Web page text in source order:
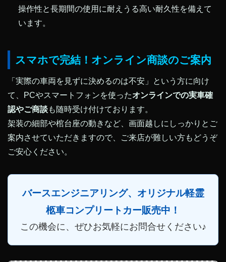
操作性と長期間の使用に耐えうる高い耐久性を備えて
います。
スマホで完結！オンライン商談のご案内
「実際の車両を見ずに決めるのは不安」という方に向け
て、PCやスマートフォンを使ったオンラインでの実車確
認やご商談も随時受け付けております。
架装の細部や棺台座の動きなど、画面越しにしっかりとご
案内させていただきますので、ご来店が難しい方もどうぞ
ご安心ください。
バースエンジニアリング、オリジナル軽霊
柩車コンプリートカー販売中！
この機会に、ぜひお気軽にお問合せください♪